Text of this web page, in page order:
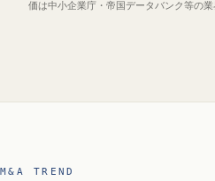
価は中小企業庁・帝国データバンク等の業
M&A TREND